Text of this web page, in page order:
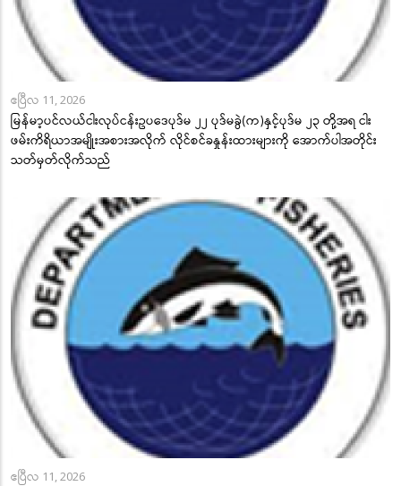
ဧပြီလ 11, 2026
မြန်မာ့ပင်လယ်ငါးလုပ်ငန်းဥပဒေပုဒ်မ ၂၂ ပုဒ်မခွဲ(က)နှင့်ပုဒ်မ ၂၃ တို့အရ ငါး
ဖမ်းကိရိယာအမျိုးအစားအလိုက် လိုင်စင်ခနှုန်းထားများကို အောက်ပါအတိုင်း
သတ်မှတ်လိုက်သည်
ဧပြီလ 11, 2026